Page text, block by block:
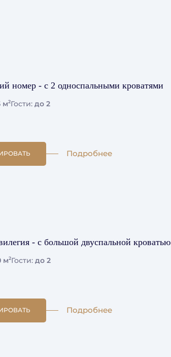
номер - с 2 односпальными кроватями
м2Гости: до 2
Подробнее
- с большой двуспальной кроватью
м2Гости: до 2
Подробнее